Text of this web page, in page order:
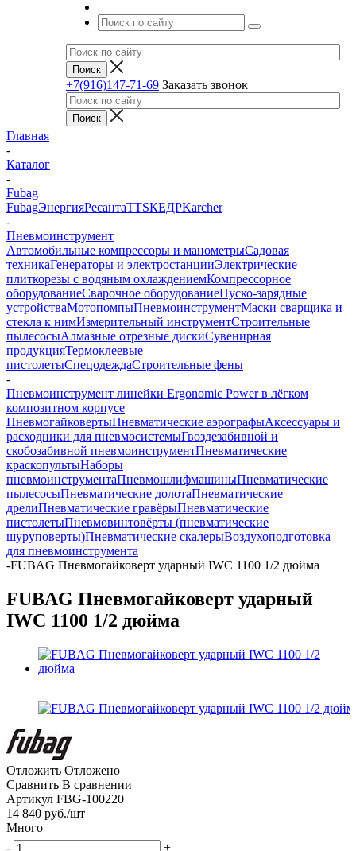
+7(916)147-71-69 Заказать звонок
Главная
-
Каталог
-
Fubag
FubagЭнергияРесантаTTSКЕДРKarcher
-
Пневмоинструмент
Автомобильные компрессоры и манометрыСадовая
техникаГенераторы и электростанцииЭлектрические
плиткорезы с водяным охлаждениемКомпрессорное
оборудованиеСварочное оборудованиеПуско-зарядные
устройстваМотопомпыПневмоинструментМаски сварщика и
стекла к нимИзмерительный инструментСтроительные
пылесосыАлмазные отрезные дискиСувенирная
продукцияТермоклеевые
пистолетыСпецодеждаСтроительные фены
-
Пневмоинструмент линейки Ergonomic Power в лёгком
композитном корпусе
ПневмогайковертыПневматические аэрографыАксессуары и
расходники для пневмосистемыГвоздезабивной и
скобозабивной пневмоинструментПневматические
краскопультыНаборы
пневмоинструментаПневмошлифмашиныПневматические
пылесосыПневматические долотаПневматические
дрелиПневматические гравёрыПневматические
пистолетыПневмовинтовёрты (пневматические
шуруповерты)Пневматические скалерыВоздухоподготовка
для пневмоинструмента
-FUBAG Пневмогайковерт ударный IWC 1100 1/2 дюйма
FUBAG Пневмогайковерт ударный
IWC 1100 1/2 дюйма
Отложить Отложено
Сравнить В сравнении
Артикул FBG-100220
14 840 руб./шт
Много
-
+